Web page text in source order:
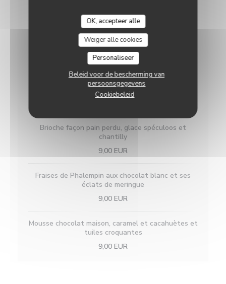
OK, accepteer alle
Weiger alle cookies
Personaliseer
Beleid voor de bescherming van
persoonsgegevens
Cookiebeleid
25,00 EUR
Filet de sébaste de ligne sauvage au beurre blanc
et légumes grillées
25,00 EUR
Desserts
Brioche façon pain perdu, glace spéculoos et
chantilly
9,00 EUR
Fraises de Phalempin aux chocolat blanc et ses
éclats de meringue
9,00 EUR
Mousse chocolat maison, caramel et cacahuètes et
tuiles croquantes
9,00 EUR